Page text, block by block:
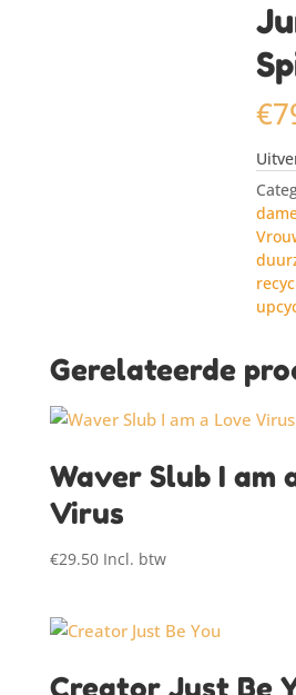
€
Gerelateerde
Waver Slub I am
Virus
€29.50 Incl. btw
Creator Just Be